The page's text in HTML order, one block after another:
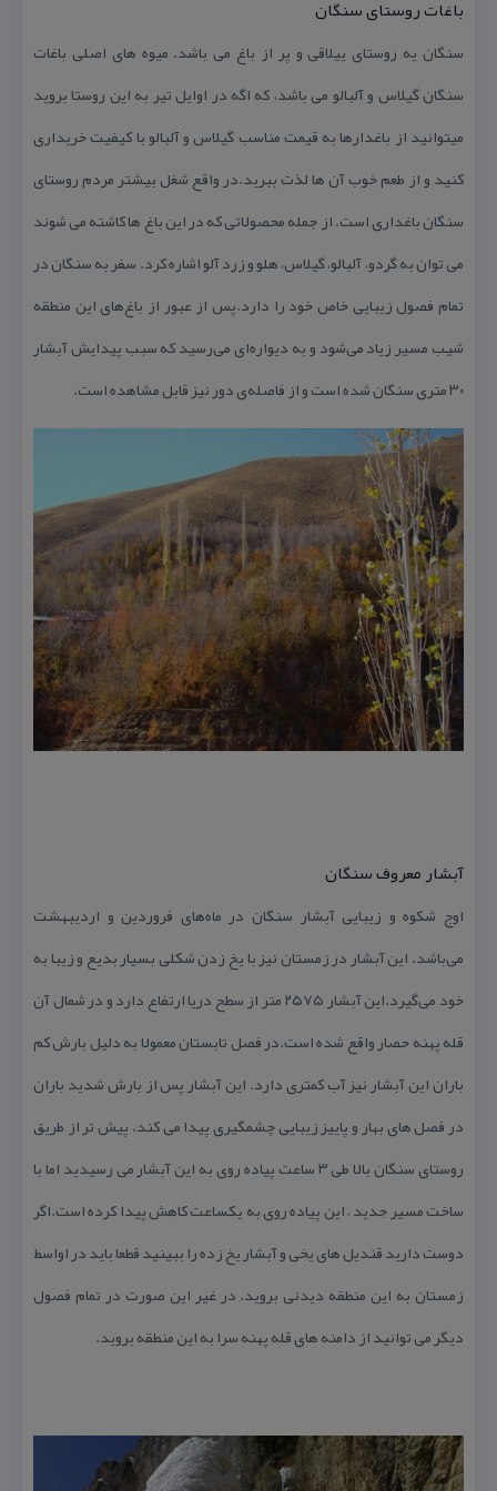
باغات روستای سنگان
سنگان یه روستای ییلاقی و پر از باغ می باشد. میوه های اصلی باغات
سنگان گیلاس و آلبالو می باشد، كه اگه در اوایل تیر به این روستا بروید
میتوانید از باغدارها به قیمت مناسب گیلاس و آلبالو با كیفیت خریداری
كنید و از طعم خوب آن ها لذت ببرید.در واقع شغل بیشتر مردم روستای
سنگان باغداری است. از جمله محصولاتی كه در این باغ ها كاشته می شوند
می توان به گردو، آلبالو، گیلاس، هلو و زرد آلو اشاره كرد. سفر به سنگان در
تمام فصول زیبایی خاص خود را دارد.پس از عبور از باغ‌های این منطقه
شیب مسیر زیاد می‌شود و به دیواره‌ای می‌رسید كه سبب پیدایش آبشار
۳۰ متری سنگان شده است و از فاصله‌ی دور نیز قابل مشاهده است.
آبشار معروف سنگان
اوج شكوه و زیبایی آبشار سنگان در ماه‌های فروردین و اردیبهشت
می‌باشد. این آبشار در زمستان نیز با یخ زدن شكلی بسیار بدیع و زیبا به
خود می‌گیرد.این آبشار ۲۵۷۵ متر از سطح دریا ارتفاع دارد و در شمال آن
قله پهنه حصار واقع شده است.در فصل تابستان معمولا به دلیل بارش كم
باران این آبشار نیز آب كمتری دارد. این آبشار پس از بارش شدید باران
در فصل های بهار و پاییز زیبایی چشمگیری پیدا می كند. پیش تر از طریق
روستای سنگان بالا طی ۳ ساعت پیاده روی به این آبشار می رسیدید اما با
ساخت مسیر جدید ، این پیاده روی به یكساعت كاهش پیدا كرده است.اگر
دوست دارید قندیل های یخی و آبشار یخ زده را ببینید قطعا باید در اواسط
زمستان به این منطقه دیدنی بروید. در غیر این صورت در تمام فصول
دیگر می توانید از دامنه های قله پهنه سرا به این منطقه بروید.